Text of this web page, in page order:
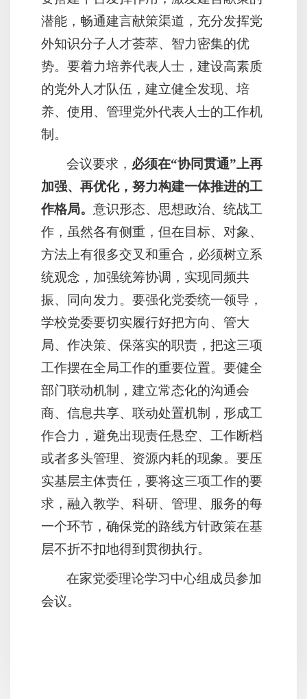
潜能，畅通建言献策渠道，充分发挥党
外知识分子人才荟萃、智力密集的优
势。要着力培养代表人士，建设高素质
的党外人才队伍，建立健全发现、培
养、使用、管理党外代表人士的工作机
制。
会议要求， 必须在“协同贯通”上再
加强、再优化，努力构建一体推进的工
作格局。 意识形态、思想政治、统战工
作，虽然各有侧重，但在目标、对象、
方法上有很多交叉和重合，必须树立系
统观念，加强统筹协调，实现同频共
振、同向发力。要强化党委统一领导，
学校党委要切实履行好把方向、管大
局、作决策、保落实的职责，把这三项
工作摆在全局工作的重要位置。要健全
部门联动机制，建立常态化的沟通会
商、信息共享、联动处置机制，形成工
作合力，避免出现责任悬空、工作断档
或者多头管理、资源内耗的现象。要压
实基层主体责任，要将这三项工作的要
求，融入教学、科研、管理、服务的每
一个环节，确保党的路线方针政策在基
层不折不扣地得到贯彻执行。
在家党委理论学习中心组成员参加
会议。